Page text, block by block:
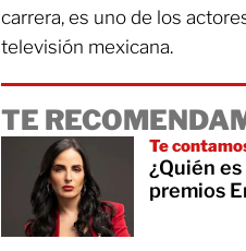
carrera, es uno de los
televisión mexicana.
TE
Te
¿Quién
premios